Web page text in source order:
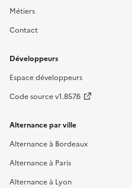
Métiers
Contact
Développeurs
Espace développeurs
Code source v1.857.6
Alternance par ville
Alternance à Bordeaux
Alternance à Paris
Alternance à Lyon